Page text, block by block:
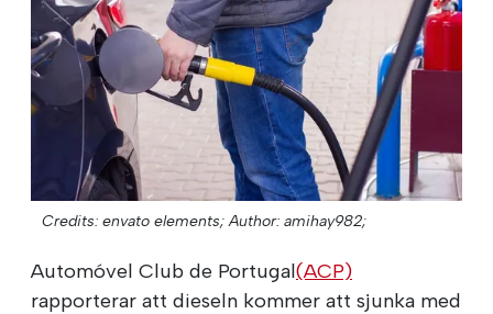
Credits: envato elements; Author: amihay982;
Automóvel Club de Portugal(ACP)
rapporterar att dieseln kommer att sjunka med